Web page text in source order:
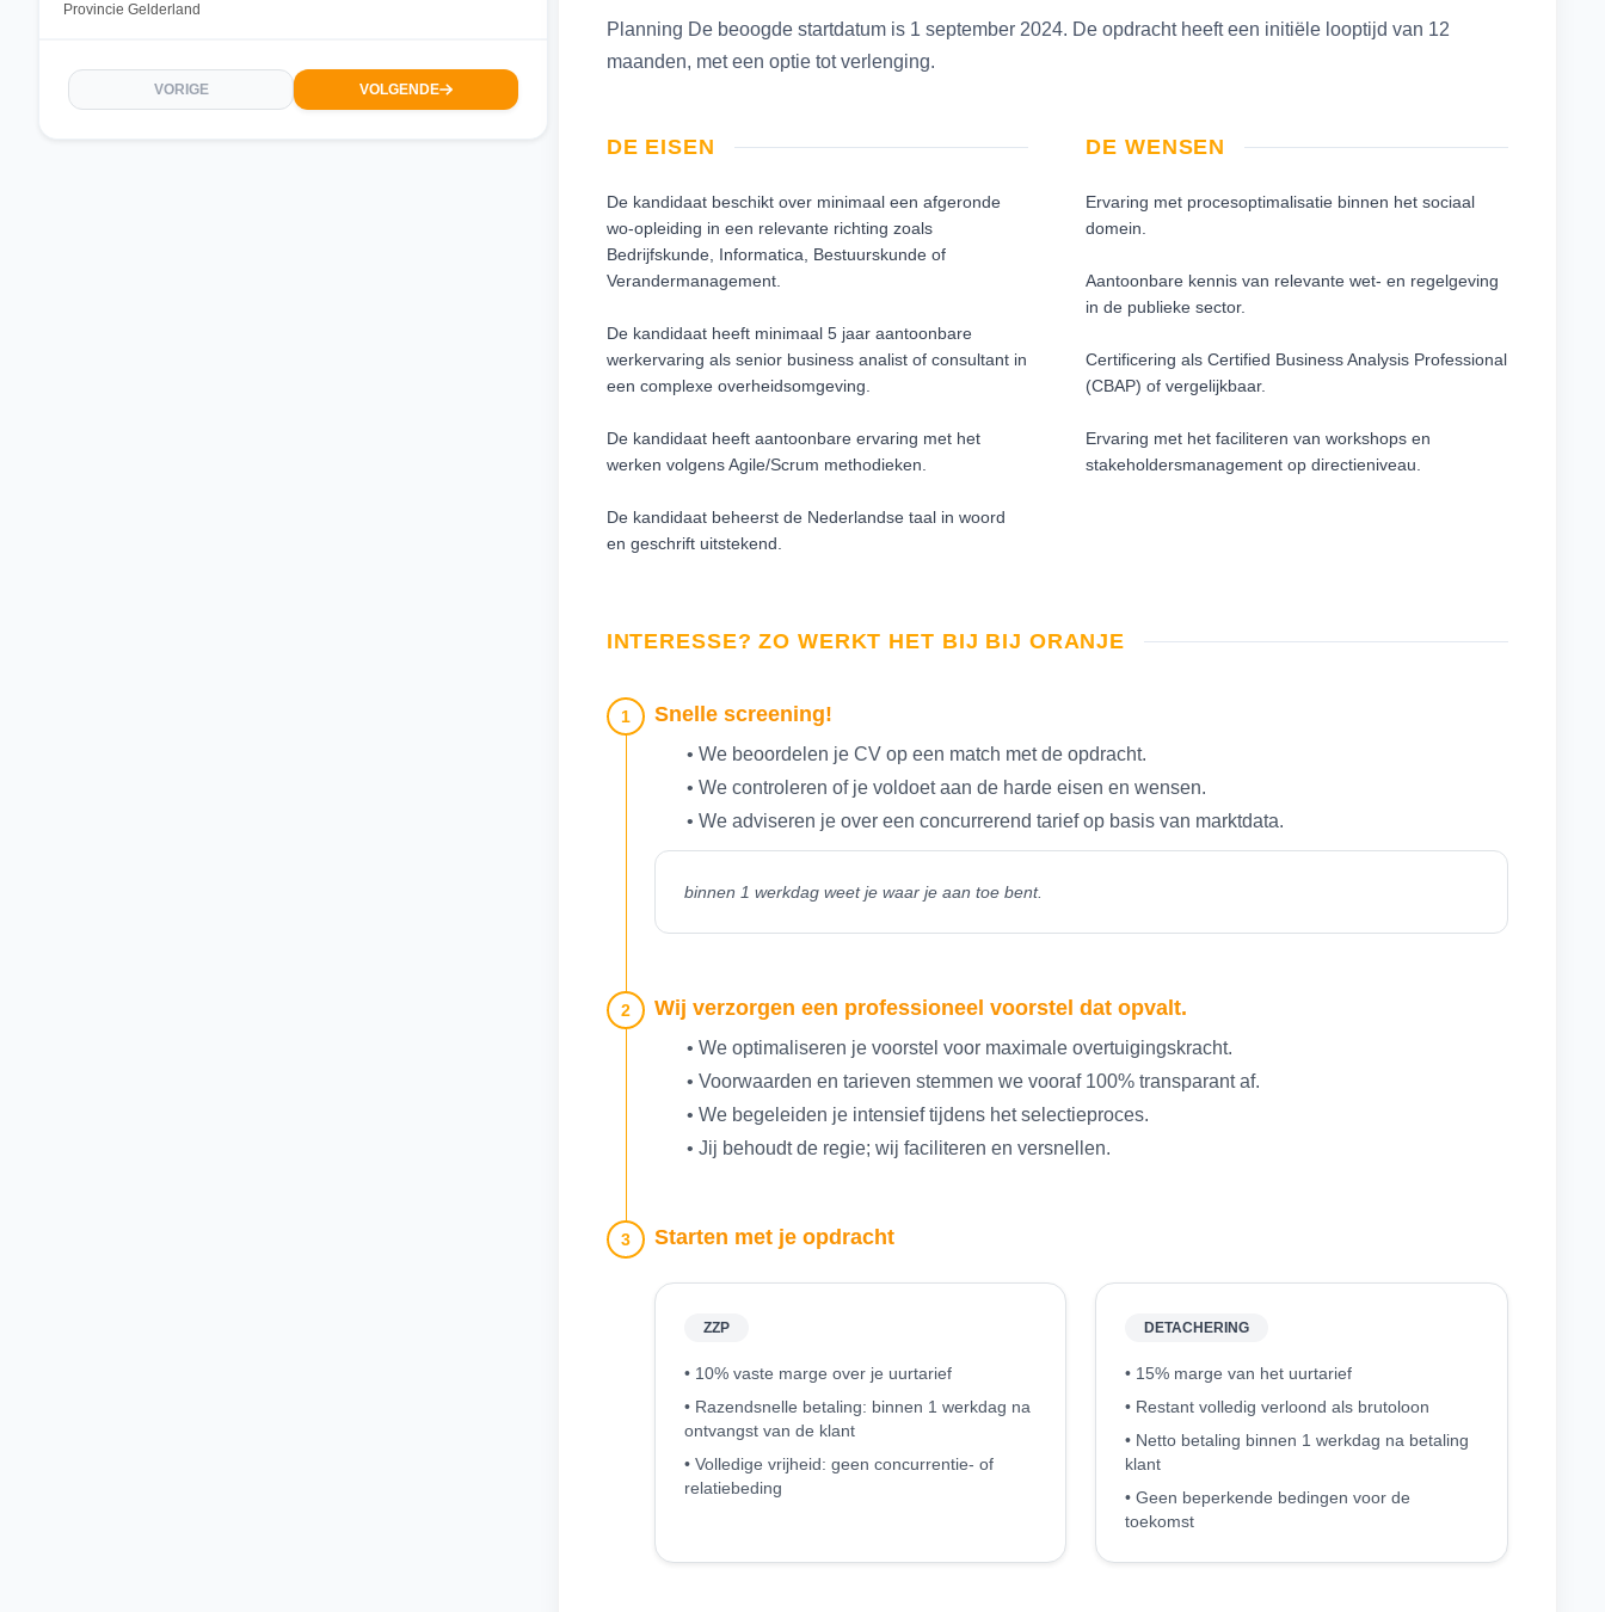
Provincie Gelderland
VORIGE VOLGENDE
Planning De beoogde startdatum is 1 september 2024. De opdracht heeft een initiële looptijd van 12
maanden, met een optie tot verlenging.
DE EISEN
De kandidaat beschikt over minimaal een afgeronde
wo-opleiding in een relevante richting zoals
Bedrijfskunde, Informatica, Bestuurskunde of
Verandermanagement.
De kandidaat heeft minimaal 5 jaar aantoonbare
werkervaring als senior business analist of consultant in
een complexe overheidsomgeving.
De kandidaat heeft aantoonbare ervaring met het
werken volgens Agile/Scrum methodieken.
De kandidaat beheerst de Nederlandse taal in woord
en geschrift uitstekend.
DE WENSEN
Ervaring met procesoptimalisatie binnen het sociaal
domein.
Aantoonbare kennis van relevante wet- en regelgeving
in de publieke sector.
Certificering als Certified Business Analysis Professional
(CBAP) of vergelijkbaar.
Ervaring met het faciliteren van workshops en
stakeholdersmanagement op directieniveau.
INTERESSE? ZO WERKT HET BIJ BIJ ORANJE
1 Snelle screening!
• We beoordelen je CV op een match met de opdracht.
• We controleren of je voldoet aan de harde eisen en wensen.
• We adviseren je over een concurrerend tarief op basis van marktdata.
binnen 1 werkdag weet je waar je aan toe bent.
2 Wij verzorgen een professioneel voorstel dat opvalt.
• We optimaliseren je voorstel voor maximale overtuigingskracht.
• Voorwaarden en tarieven stemmen we vooraf 100% transparant af.
• We begeleiden je intensief tijdens het selectieproces.
• Jij behoudt de regie; wij faciliteren en versnellen.
3 Starten met je opdracht
ZZP
• 10% vaste marge over je uurtarief
• Razendsnelle betaling: binnen 1 werkdag na
ontvangst van de klant
• Volledige vrijheid: geen concurrentie- of
relatiebeding
DETACHERING
• 15% marge van het uurtarief
• Restant volledig verloond als brutoloon
• Netto betaling binnen 1 werkdag na betaling
klant
• Geen beperkende bedingen voor de
toekomst